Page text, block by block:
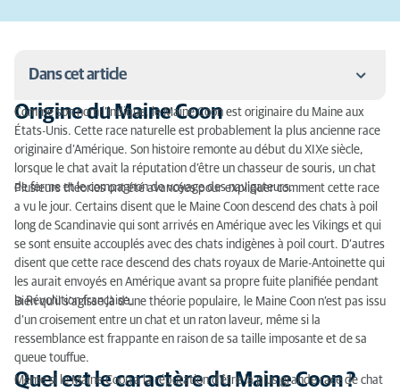
Dans cet article
Origine du Maine Coon
Quel est le caractère du Maine Coon ?
La taille du Maine Coon
Quelle est la couleur d'un Maine Coon ?
Quel entretien pour un chat Maine Coon ?
Les particularités du Maine Coon
Les maladies héréditaires du Maine Coon
Comment nourrir un Maine Coon ?
Origine du Maine Coon
Comme son nom l’indique, le Maine Coon est originaire du Maine aux
États-Unis. Cette race naturelle est probablement la plus ancienne race
originaire d’Amérique. Son histoire remonte au début du XIXe siècle,
lorsque le chat avait la réputation d’être un chasseur de souris, un chat
de ferme et le compagnon de voyage des navigateurs.
Plusieurs théories ont été avancées pour expliquer comment cette race
a vu le jour. Certains disent que le Maine Coon descend des chats à poil
long de Scandinavie qui sont arrivés en Amérique avec les Vikings et qui
se sont ensuite accouplés avec des chats indigènes à poil court. D’autres
disent que cette race descend des chats royaux de Marie-Antoinette qui
les aurait envoyés en Amérique avant sa propre fuite planifiée pendant
la Révolution française.
Bien qu’il s’agisse là d’une théorie populaire, le Maine Coon n’est pas issu
d’un croisement entre un chat et un raton laveur, même si la
ressemblance est frappante en raison de sa taille imposante et de sa
queue touffue.
Quel est le caractère du Maine Coon ?
Même si le Maine Coon a la réputation d’être la plus grande race de chat